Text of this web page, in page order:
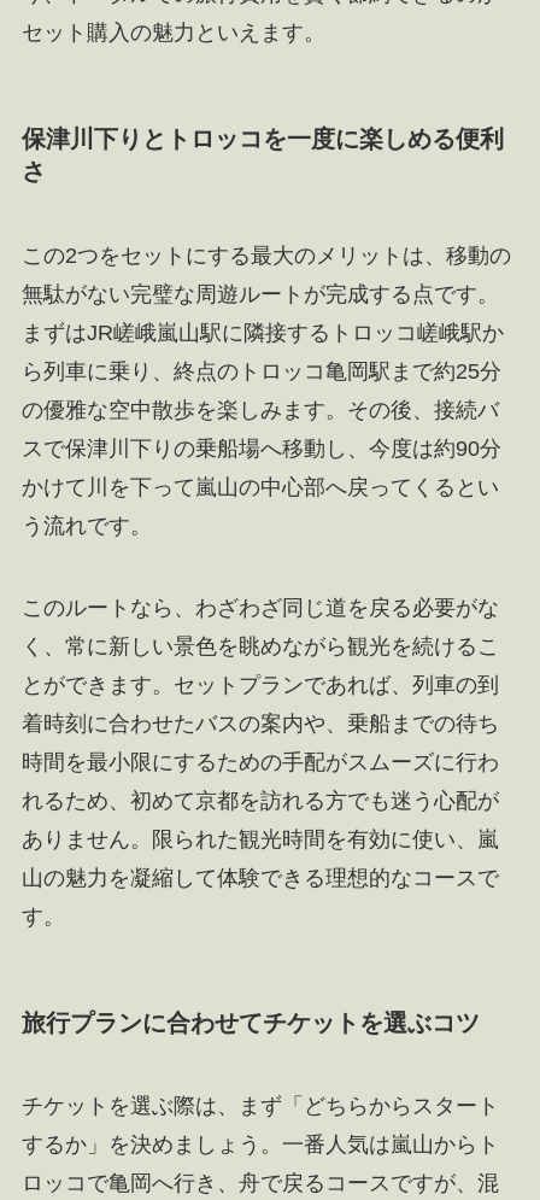
セット購入の魅力といえます。
保津川下りとトロッコを一度に楽しめる便利
さ
この2つをセットにする最大のメリットは、移動の
無駄がない完璧な周遊ルートが完成する点です。
まずはJR嵯峨嵐山駅に隣接するトロッコ嵯峨駅か
ら列車に乗り、終点のトロッコ亀岡駅まで約25分
の優雅な空中散歩を楽しみます。その後、接続バ
スで保津川下りの乗船場へ移動し、今度は約90分
かけて川を下って嵐山の中心部へ戻ってくるとい
う流れです。
このルートなら、わざわざ同じ道を戻る必要がな
く、常に新しい景色を眺めながら観光を続けるこ
とができます。セットプランであれば、列車の到
着時刻に合わせたバスの案内や、乗船までの待ち
時間を最小限にするための手配がスムーズに行わ
れるため、初めて京都を訪れる方でも迷う心配が
ありません。限られた観光時間を有効に使い、嵐
山の魅力を凝縮して体験できる理想的なコースで
す。
旅行プランに合わせてチケットを選ぶコツ
チケットを選ぶ際は、まず「どちらからスタート
するか」を決めましょう。一番人気は嵐山からト
ロッコで亀岡へ行き、舟で戻るコースですが、混